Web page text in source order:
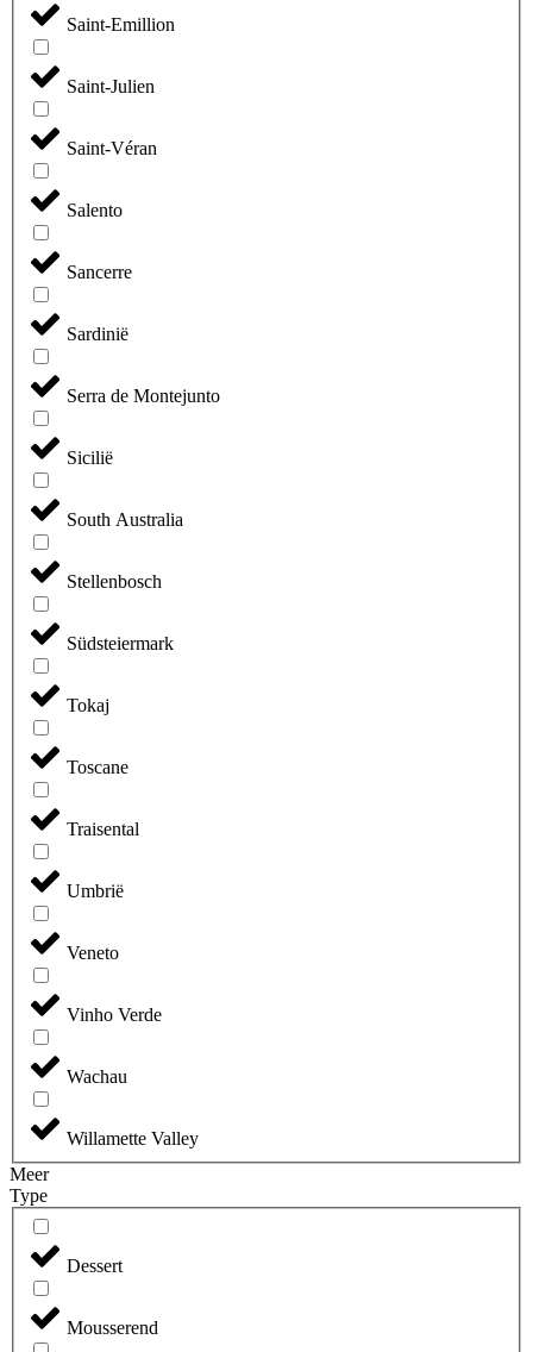
Saint-Emillion
Saint-Julien
Saint-Véran
Salento
Sancerre
Sardinië
Serra de Montejunto
Sicilië
South Australia
Stellenbosch
Südsteiermark
Tokaj
Toscane
Traisental
Umbrië
Veneto
Vinho Verde
Wachau
Willamette Valley
Meer
Type
Dessert
Mousserend